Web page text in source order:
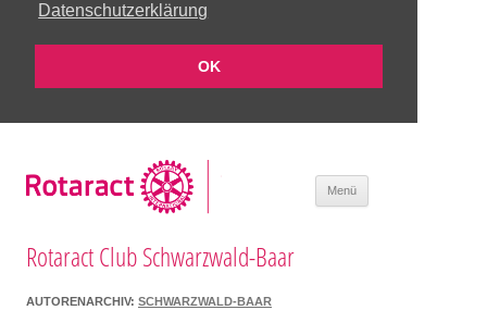
Datenschutzerklärung
OK
Rotaract Club Schwarzwald-Baar
Menü
AUTORENARCHIV: SCHWARZWALD-BAAR